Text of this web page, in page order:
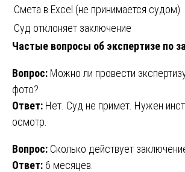
Смета в Excel (не принимается судом)
Суд отклоняет заключение
Частые вопросы об экспертизе по
Вопрос: Можно ли провести
фото?
Ответ: Нет. Суд не примет. Нужен
осмотр.
Вопрос: Сколько действует
Ответ: 6 месяцев.